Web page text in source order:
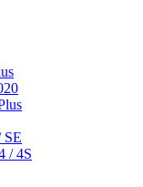
SE
/ 4S